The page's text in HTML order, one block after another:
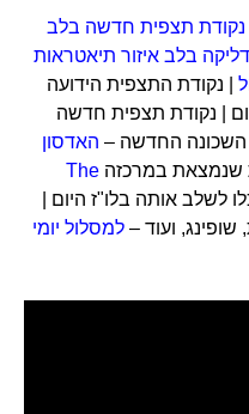
נקודת תצפית חדשה בלב
בלב איזור תיאטראות
| נקודת התצפית הידועה
| נקודת תצפית חדשה
השכונה החדשה – האדסון
שנמצאת במרכזה The
לשלב אותה בלו"ז היום |
ועוד – למסלול יומי